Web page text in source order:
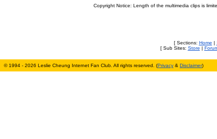
Copyright Notice: Length of the multimedia clips is
[ Sections: Home |
[ Sub Sites: Store |
© 1994 - 2026 Leslie Cheung Internet Fan Club. All rights reserved. (Privacy & Disclaimer)